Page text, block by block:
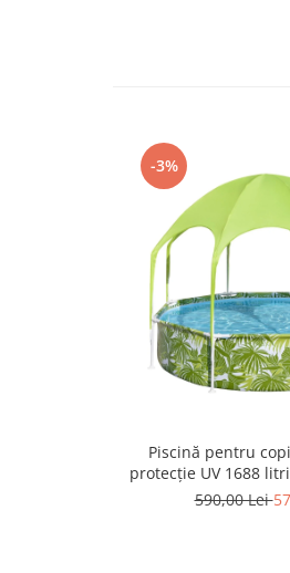
-3%
Piscină pentru
protecție UV 1688
cm
590,00 Lei